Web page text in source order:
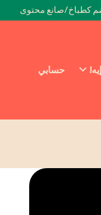
كطباخ/صانع محتوى
حسابي